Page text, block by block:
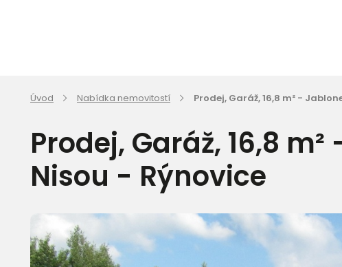
Úvod Nabídka nemovitostí Prodej, Garáž, 16,8 m² -
Prodej, Garáž, 16,8
Nisou - Rýnovice